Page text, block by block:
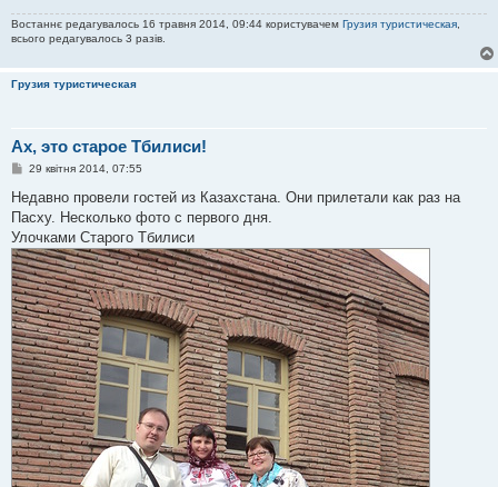
Востаннє редагувалось 16 травня 2014, 09:44 користувачем Грузия туристическая
всього редагувалось 3 разів.
Грузия туристическая
Ах, это старое Тбилиси!
П
в
д
о
м
л
е
н
н
я
29 квітня 2014, 07:55
Недавно провели гостей из Казахстана. Они прилетали как раз на
Пасху. Несколько фото с первого дня.
Улочками Старого Тбилиси